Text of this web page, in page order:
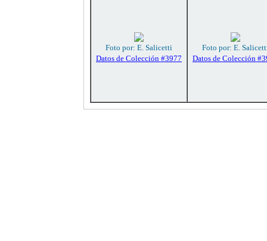
Foto por: E. Salicetti
Datos de Colección #3977
Foto por: E.
Datos de Colección